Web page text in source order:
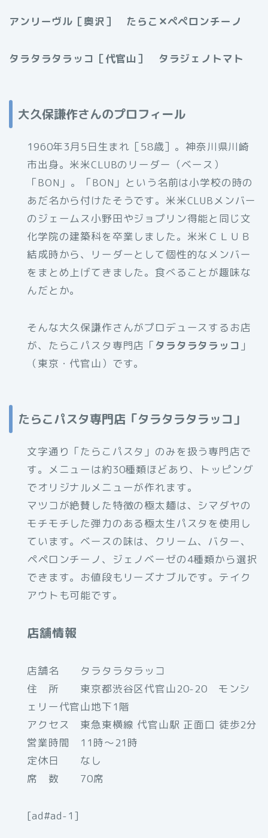
アンリーヴル［奥沢］ たらこ✕ペペロンチーノ
タラタラタラッコ［代官山］ タラジェノトマト
大久保謙作さんのプロフィール
1960年3月5日生まれ［58歳］。神奈川県川崎
市出身。米米CLUBのリーダー（ベース）
「BON」。「BON」という名前は小学校の時の
あだ名から付けたそうです。米米CLUBメンバー
のジェームス小野田やジョプリン得能と同じ文
化学院の建築科を卒業しました。米米ＣＬＵＢ
結成時から、リーダーとして個性的なメンバー
をまとめ上げてきました。食べることが趣味な
んだとか。
そんな大久保謙作さんがプロデュースするお店
が、たらこパスタ専門店「タラタラタラッコ 」
（東京・代官山）です。
たらこパスタ専門店「タラタラタラッコ」
文字通り「たらこパスタ」のみを扱う専門店で
す。メニューは約30種類ほどあり、トッピング
でオリジナルメニューが作れます。
マツコが絶賛した特徴の極太麺は、シマダヤの
モチモチした弾力のある極太生パスタを使用し
ています。ベースの味は、クリーム、バター、
ペペロンチーノ、ジェノベーゼの4種類から選択
できます。お値段もリーズナブルです。テイク
アウトも可能です。
店舗情報
店舗名 タラタラタラッコ
住 所 東京都渋谷区代官山20-20 モンシ
ェリー代官山地下1階
アクセス 東急東横線 代官山駅 正面口 徒歩2分
営業時間 11時～21時
定休日 なし
席 数 70席
[ad#ad-1]